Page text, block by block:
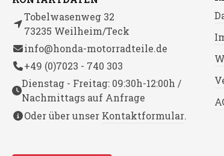
Tobelwasenweg 32
73235 Weilheim/Teck
info@honda-motorradteile.de
+49 (0)7023 - 740 303
Dienstag - Freitag: 09:30h-12:00h /
Nachmittags auf Anfrage
Oder über unser Kontaktformular.